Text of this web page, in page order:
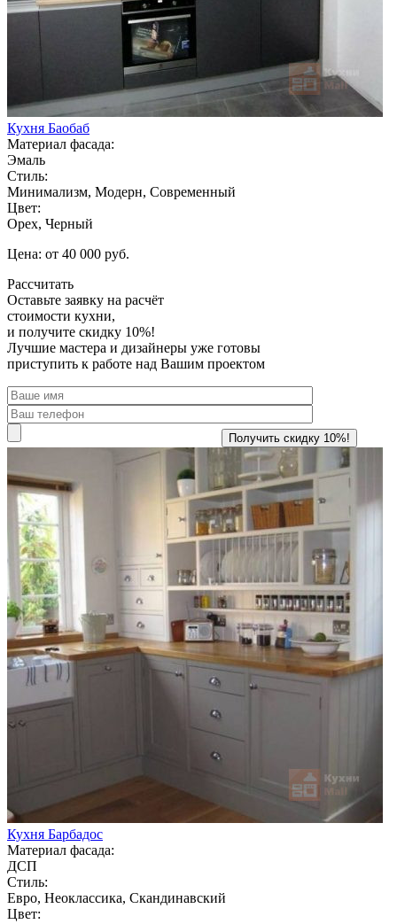
Кухня Баобаб
Материал фасада:
Эмаль
Стиль:
Минимализм, Модерн, Современный
Цвет:
Орех, Черный
Цена: от 40 000 руб.
Рассчитать
Оставьте заявку на расчёт
стоимости кухни,
и получите скидку 10%!
Лучшие мастера и дизайнеры уже готовы
приступить к работе над Вашим проектом
Кухня Барбадос
Материал фасада:
ДСП
Стиль:
Евро, Неоклассика, Скандинавский
Цвет: